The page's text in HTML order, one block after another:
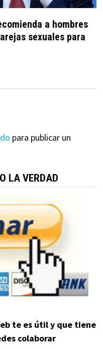
a hombres
sexuales para
para publicar un
LA VERDAD
te es útil y que tiene
colaborar